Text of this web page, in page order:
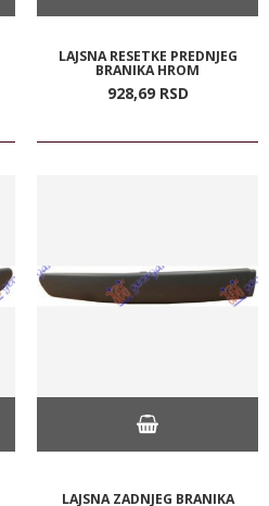
LAJSNA RESETKE PREDNJEG
BRANIKA HROM
928,69 RSD
LAJSNA ZADNJEG BRANIKA